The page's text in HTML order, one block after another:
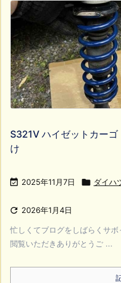
S321V ハイゼットカー
け
 2025年11月7日  ダイハ
 2026年1月4日
忙しくてブログをしばらくサ
閲覧いただきありがとうご ...